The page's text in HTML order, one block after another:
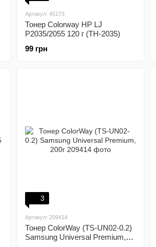
Артикул: 45173
Тонер Colorway HP LJ
P2035/2055 120 г (TH-2035)
99 грн
3
Артикул: 209414
Тонер ColorWay (TS-UN02-0.2)
Samsung Universal Premium,